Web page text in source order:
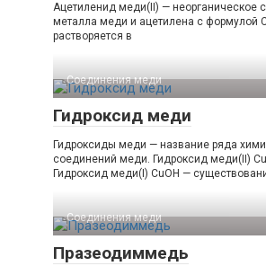
Ацетиленид меди(II) — неорганическое
металла меди и ацетилена с формулой
растворяется в
Соединения меди
Гидроксид меди
Гидроксиды меди — название ряда
соединений меди. Гидроксид меди(II)
Гидроксид меди(I) CuOH —
Соединения меди
Празеодиммедь